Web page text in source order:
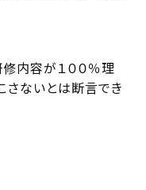
内容が１００％理
さないとは断言でき